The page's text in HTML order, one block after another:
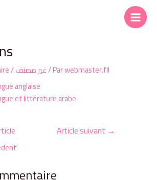
/غير مصنف/ Parwebmaster.fll
anglaise
et littérature arabe
Article suivant →